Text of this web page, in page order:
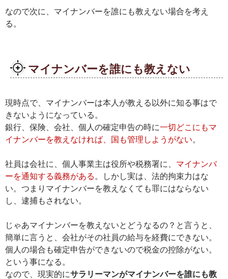
なので次に、マイナンバーを誰にも教えない場合を考え
る。
マイナンバーを誰にも教えない
現時点で、マイナンバーは本人が教える以外に知る事はで
きないようになっている。
銀行、保険、会社、個人の確定申告の時に一切どこにもマ
イナンバーを教えなければ、国も管理しようがない
社員は会社に、個人事業主は役所や税務署に、 マイナンバ
ーを通知する義務がある
。しかし実は、法的拘束力はな
い。つまりマイナンバーを教えなくても罪にはならない
し、逮捕もされない。
じゃあマイナンバーを教えないとどうなるの？と言うと、
簡単に言うと、会社がその社員の給与を経費にできない。
個人の場合も確定申告ができないので税金の控除がない。
という事になる。
なので、現実的にサラリーマンがマイナンバーを誰にも教